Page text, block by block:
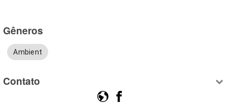
Gêneros
Ambient
Contato